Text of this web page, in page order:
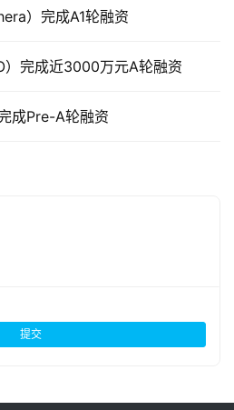
）完成A1轮融资
）完成近3000万元A轮融资
成Pre-A轮融资
提交